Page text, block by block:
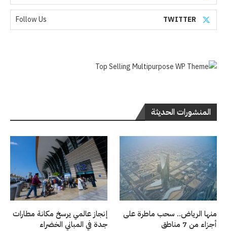
TWITTER
Follow Us
المنشورات الحديثة
منها الرياض.. سحب ماطرة على
أجزاء من 7 مناطق
إنجاز عالمي يرسخ مكانة مطارات
جدة في المباني الخضراء